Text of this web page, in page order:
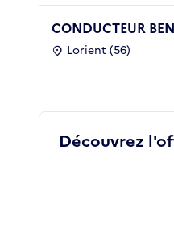
CONDUCTEUR
Lorient (56)
Découvrez